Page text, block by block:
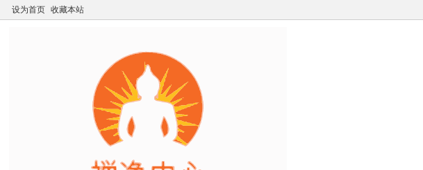
设为首页 收藏本站